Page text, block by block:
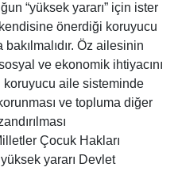
“yüksek yararı” için ister
önerdiği koruyucu
Öz ailesinin
ve ekonomik ihtiyacını
koruyucu aile sisteminde
ve topluma diğer
Çocuk Hakları
yararı Devlet